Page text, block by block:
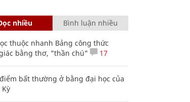
nhiều Bình luận nhiều
thuộc nhanh Bảng công thức
bằng thơ, "thần chú"
17
bất thường ở bằng đại học của
Kỳ